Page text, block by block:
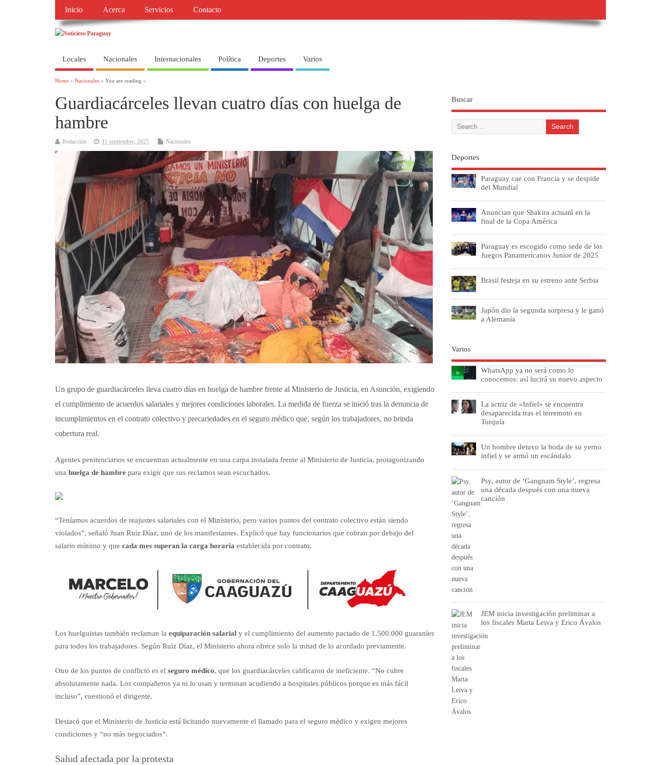
Inicio Acerca Servicios Contacto
Locales Nacionales Internacionales Política Deportes Varios
Home » Nacionales » You are reading »
Guardiacárceles llevan cuatro días con huelga de
hambre
Redacción 11 septiembre, 2025 Nacionales
Un grupo de guardiacárceles lleva cuatro días en huelga de hambre frente al Ministerio de Justicia, en Asunción, exigiendo
el cumplimiento de acuerdos salariales y mejores condiciones laborales. La medida de fuerza se inició tras la denuncia de
incumplimientos en el contrato colectivo y precariedades en el seguro médico que, según los trabajadores, no brinda
cobertura real.
Agentes penitenciarios se encuentran actualmente en una carpa instalada frente al Ministerio de Justicia, protagonizando
una huelga de hambre para exigir que sus reclamos sean escuchados.
“Teníamos acuerdos de reajustes salariales con el Ministerio, pero varios puntos del contrato colectivo están siendo
violados”, señaló Juan Ruiz Díaz, uno de los manifestantes. Explicó que hay funcionarios que cobran por debajo del
salario mínimo y que cada mes superan la carga horaria establecida por contrato.
Los huelguistas también reclaman la equiparación salarial y el cumplimiento del aumento pactado de 1.500.000 guaraníes
para todos los trabajadores. Según Ruiz Díaz, el Ministerio ahora ofrece solo la mitad de lo acordado previamente.
Otro de los puntos de conflicto es el seguro médico, que los guardiacárceles calificaron de ineficiente. “No cubre
absolutamente nada. Los compañeros ya ni lo usan y terminan acudiendo a hospitales públicos porque es más fácil
incluso”, cuestionó el dirigente.
Destacó que el Ministerio de Justicia está licitando nuevamente el llamado para el seguro médico y exigen mejores
condiciones y “no más negociados”.
Salud afectada por la protesta
Buscar
Deportes
Paraguay cae con Francia y se despide
del Mundial
Anuncian que Shakira actuará en la
final de la Copa América
Paraguay es escogido como sede de los
Juegos Panamericanos Junior de 2025
Brasil festeja en su estreno ante Serbia
Japón dio la segunda sorpresa y le ganó
a Alemania
Varios
WhatsApp ya no será como lo
conocemos: así lucirá su nuevo aspecto
La actriz de «Infiel» se encuentra
desaparecida tras el terremoto en
Turquía
Un hombre detuvo la boda de su yerno
infiel y se armó un escándalo
Psy, autor de ‘Gangnam Style’, regresa
una década después con una nueva
canción
JEM inicia investigación preliminar a
los fiscales Marta Leiva y Erico Ávalos